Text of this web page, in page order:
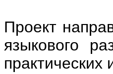
Проект
языкового